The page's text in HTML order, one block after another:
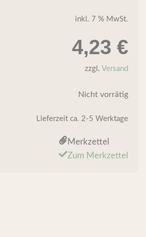
inkl. 7 % MwSt.
4,23 €
zzgl. Versand
Nicht vorrätig
Lieferzeit ca. 2-5 Werktage
Merkzettel
Zum Merkzettel